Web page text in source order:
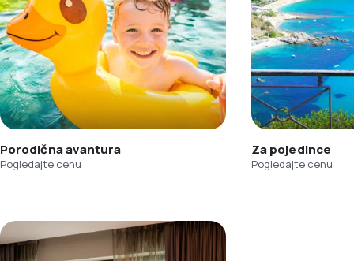
Porodična avantura
Pogledajte cenu
Za pojedince
Pogledajte cenu